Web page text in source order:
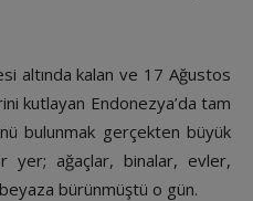
altında kalan ve 17 Ağustos
kutlayan Endonezya’da tam
bulunmak gerçekten büyük
yer; ağaçlar, binalar, evler,
bürünmüştü o gün.